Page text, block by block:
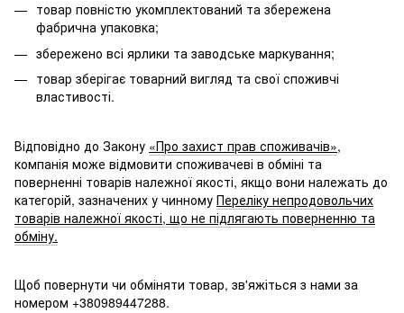
товар повністю укомплектований та збережена
фабрична упаковка;
збережено всі ярлики та заводське маркування;
товар зберігає товарний вигляд та свої споживчі
властивості.
Відповідно до Закону «Про захист прав споживачів»,
компанія може відмовити споживачеві в обміні та
поверненні товарів належної якості, якщо вони належать до
категорій, зазначених у чинному Переліку непродовольчих
товарів належної якості, що не підлягають поверненню та
обміну.
Щоб повернути чи обміняти товар, зв'яжіться з нами за
номером +380989447288.